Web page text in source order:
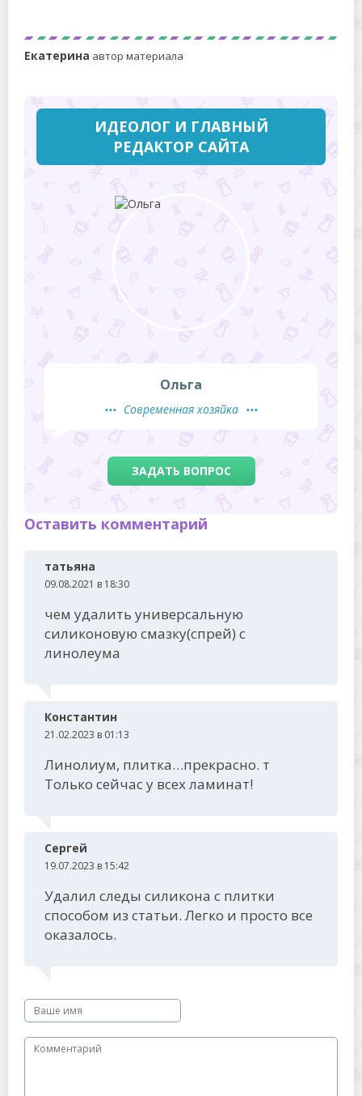
Екатерина автор материала
ИДЕОЛОГ И ГЛАВНЫЙ
РЕДАКТОР САЙТА
Ольга
Современная хозяйка
ЗАДАТЬ ВОПРОС
Оставить комментарий
татьяна
09.08.2021 в 18:30
чем удалить универсальную
силиконовую смазку(спрей) с
линолеума
Константин
21.02.2023 в 01:13
Линолиум, плитка…прекрасно. т
Только сейчас у всех ламинат!
Сергей
19.07.2023 в 15:42
Удалил следы силикона с плитки
способом из статьи. Легко и просто все
оказалось.